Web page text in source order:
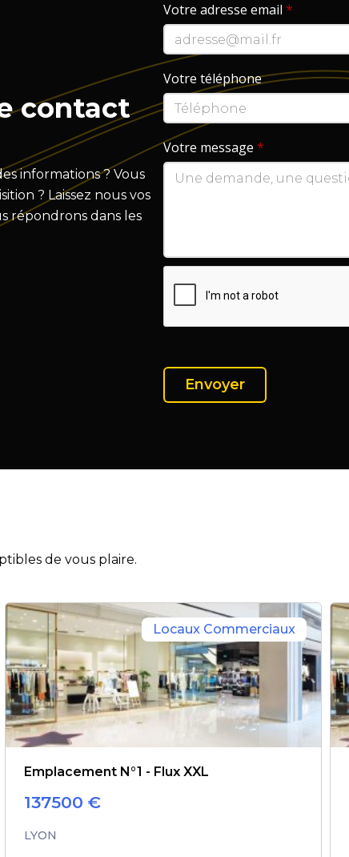
contact
informations ? Vous
? Laissez nous vos
répondrons dans les
Votre adresse email *
Votre téléphone
Votre message *
de vous plaire.
Locaux Commerciaux
Emplacement N°1 - Flux XXL
137500 €
LYON